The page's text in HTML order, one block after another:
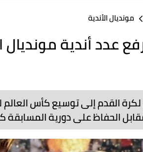
مونديال الأندية
لكرة القدم إلى توسيع كأس العالم
الحفاظ على دورية المسابقة